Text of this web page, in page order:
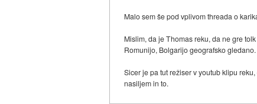
Malo sem še pod vplivom threada o
Mislim, da je Thomas reku, da ne gre
Romunijo, Bolgarijo geografsko
Sicer je pa tut režiser v youtub klipu
nasiljem in to.